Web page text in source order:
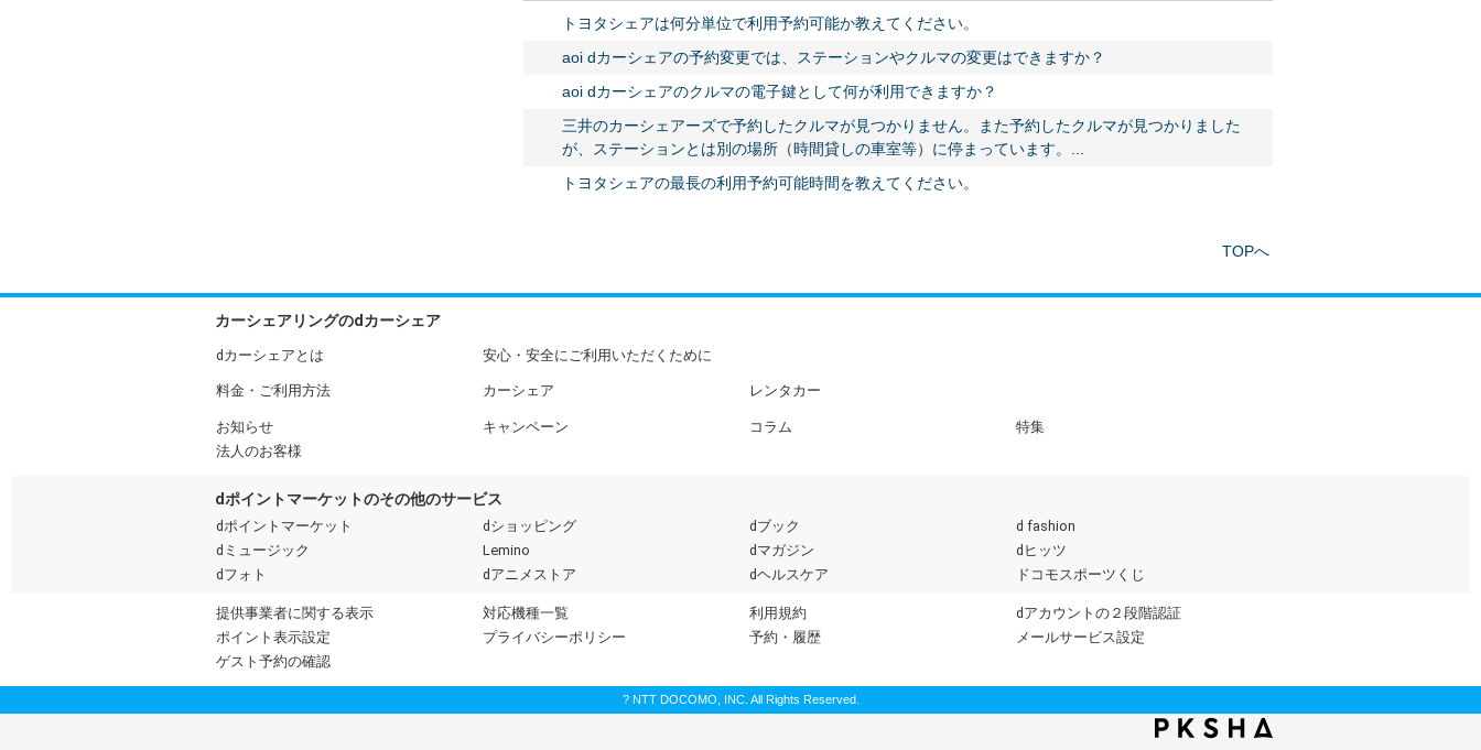
トヨタシェアは何分単位で利用予約可能か教えてください。
aoi dカーシェアの予約変更では、ステーションやクルマの変更はできますか？
aoi dカーシェアのクルマの電子鍵として何が利用できますか？
三井のカーシェアーズで予約したクルマが見つかりません。また予約したクルマが見つかりました
が、ステーションとは別の場所（時間貸しの車室等）に停まっています。...
トヨタシェアの最長の利用予約可能時間を教えてください。
TOPへ
カーシェアリングのdカーシェア
dカーシェアとは 安心・安全にご利用いただくために
料金・ご利用方法 カーシェア レンタカー
お知らせ キャンペーン コラム
特集
法人のお客様
dポイントマーケットのその他のサービス
dポイントマーケット dショッピング dブック
d fashion
dミュージック
Lemino dマガジン
dヒッツ
dフォト
dアニメストア dヘルスケア ドコモスポーツくじ
提供事業者に関する表示 対応機種一覧 利用規約
dアカウントの２段階認証
ポイント表示設定
プライバシーポリシー 予約・履歴
メールサービス設定
ゲスト予約の確認
? NTT DOCOMO, INC. All Rights Reserved.